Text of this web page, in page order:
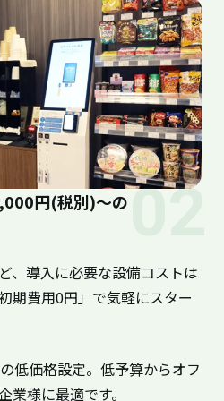
02
円(税別)〜の
、導入に必要な設備コストは
期費用0円」で気軽にスター
低価格設定。低予算からオフ
業様に最適です。